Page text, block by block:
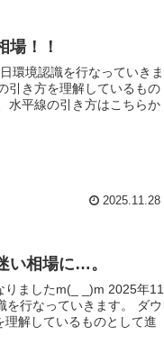
場！！
環境認識を行なっていきま
引き方を理解しているもの
水平線の引き方はこちらか
2025.11.28
い相場に…。
りましたm(_ _)m 2025年11
を行なっていきます。 ダウ
解しているものとして進